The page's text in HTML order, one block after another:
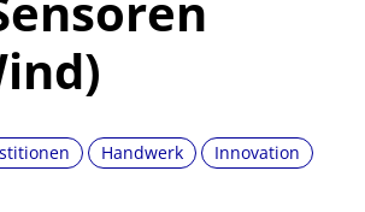
Handwerk Innovation